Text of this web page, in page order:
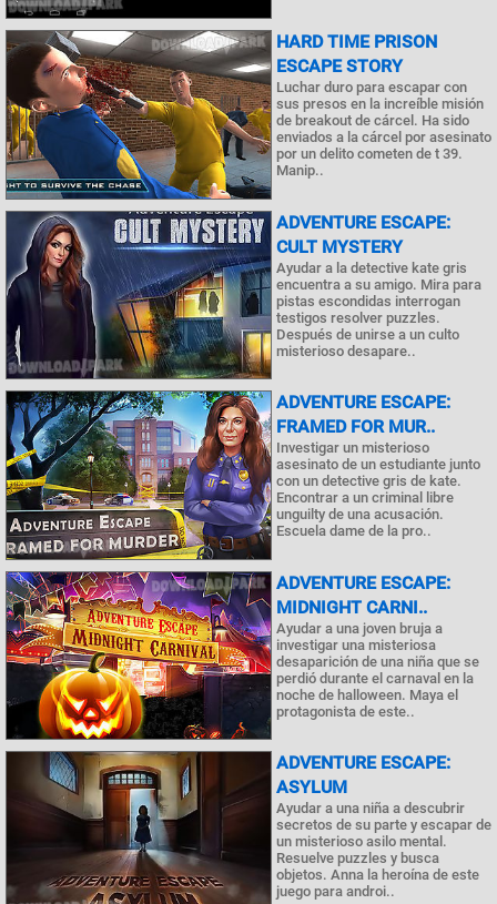
HARD TIME PRISON
ESCAPE STORY
Luchar duro para escapar con
sus presos en la increíble misión
de breakout de cárcel. Ha sido
enviados a la cárcel por asesinato
por un delito cometen de t 39.
Manip..
ADVENTURE ESCAPE:
CULT MYSTERY
Ayudar a la detective kate gris
encuentra a su amigo. Mira para
pistas escondidas interrogan
testigos resolver puzzles.
Después de unirse a un culto
misterioso desapare..
ADVENTURE ESCAPE:
FRAMED FOR MUR..
Investigar un misterioso
asesinato de un estudiante junto
con un detective gris de kate.
Encontrar a un criminal libre
unguilty de una acusación.
Escuela dame de la pro..
ADVENTURE ESCAPE:
MIDNIGHT CARNI..
Ayudar a una joven bruja a
investigar una misteriosa
desaparición de una niña que se
perdió durante el carnaval en la
noche de halloween. Maya el
protagonista de este..
ADVENTURE ESCAPE:
ASYLUM
Ayudar a una niña a descubrir
secretos de su parte y escapar de
un misterioso asilo mental.
Resuelve puzzles y busca
objetos. Anna la heroína de este
juego para androi..